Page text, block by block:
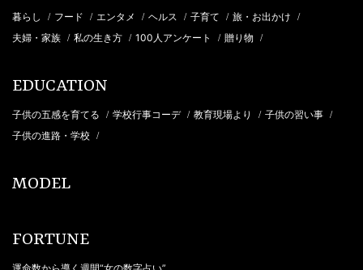
暮らし / フード / エンタメ / ヘルス / 子育て / 旅・お出かけ /
夫婦・家族 / 私の生き方 / 100人アンケート / 贈り物 /
EDUCATION
子供の五感を育てる / 学校行事コーデ / 教育現場より / 子供の習い事 /
子供の進路・学校 /
MODEL
FORTUNE